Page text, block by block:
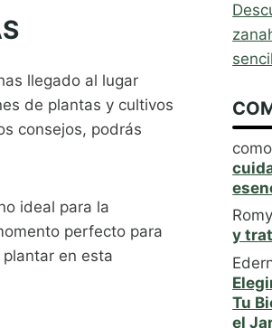
llegado al lugar
de plantas y cultivos
consejos, podrás
ideal para la
perfecto para
en esta
Romy
y
Tu
el